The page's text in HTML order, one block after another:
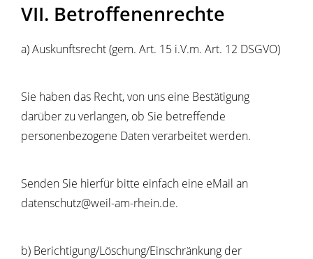
VII. Betroffenenrechte
a) Auskunftsrecht (gem. Art. 15 i.V.m. Art. 12 DSGVO)
Sie haben das Recht, von uns eine Bestätigung
darüber zu verlangen, ob Sie betreffende
personenbezogene Daten verarbeitet werden.
Senden Sie hierfür bitte einfach eine eMail an
datenschutz@weil-am-rhein.de.
b) Berichtigung/Löschung/Einschränkung der